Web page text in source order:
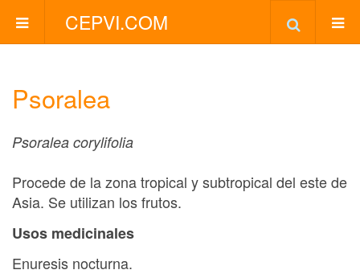
CEPVI.COM
Psoralea
Psoralea corylifolia
Procede de la zona tropical y subtropical del este de
Asia. Se utilizan los frutos.
Usos medicinales
Enuresis nocturna.